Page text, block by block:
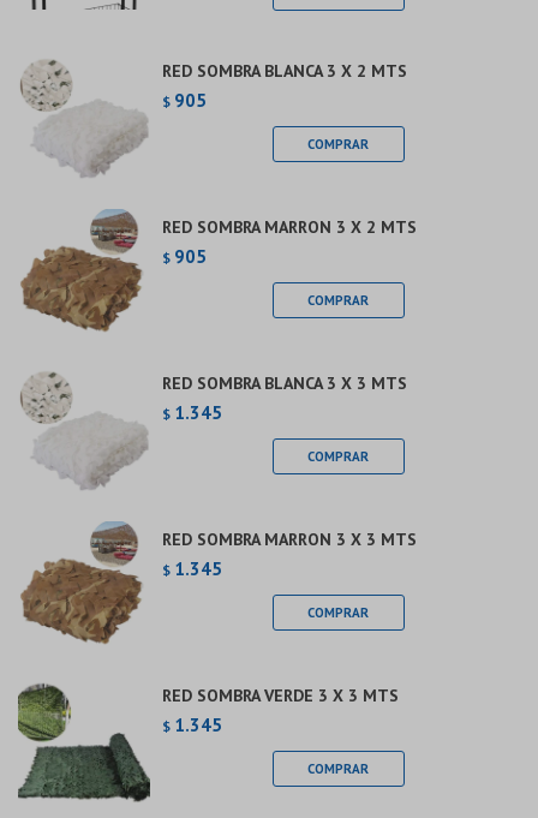
RED SOMBRA BLANCA 3 X 2 MTS
$ 905
RED SOMBRA MARRON 3 X 2 MTS
$ 905
RED SOMBRA BLANCA 3 X 3 MTS
$ 1.345
RED SOMBRA MARRON 3 X 3 MTS
$ 1.345
RED SOMBRA VERDE 3 X 3 MTS
$ 1.345